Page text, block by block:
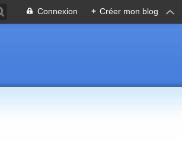
Connexion + Créer mon blog